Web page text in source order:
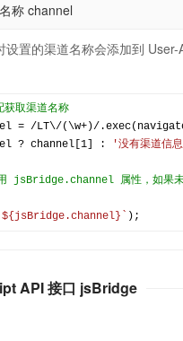
称 channel
设置的渠道名称会添加到
取渠道名称
= /LT\/(\w+)/
? channel[ 1 ] : '没有渠道信
jsBridge.channel 属性，如果未
${jsBridge.channel}
API 接口 jsBridge